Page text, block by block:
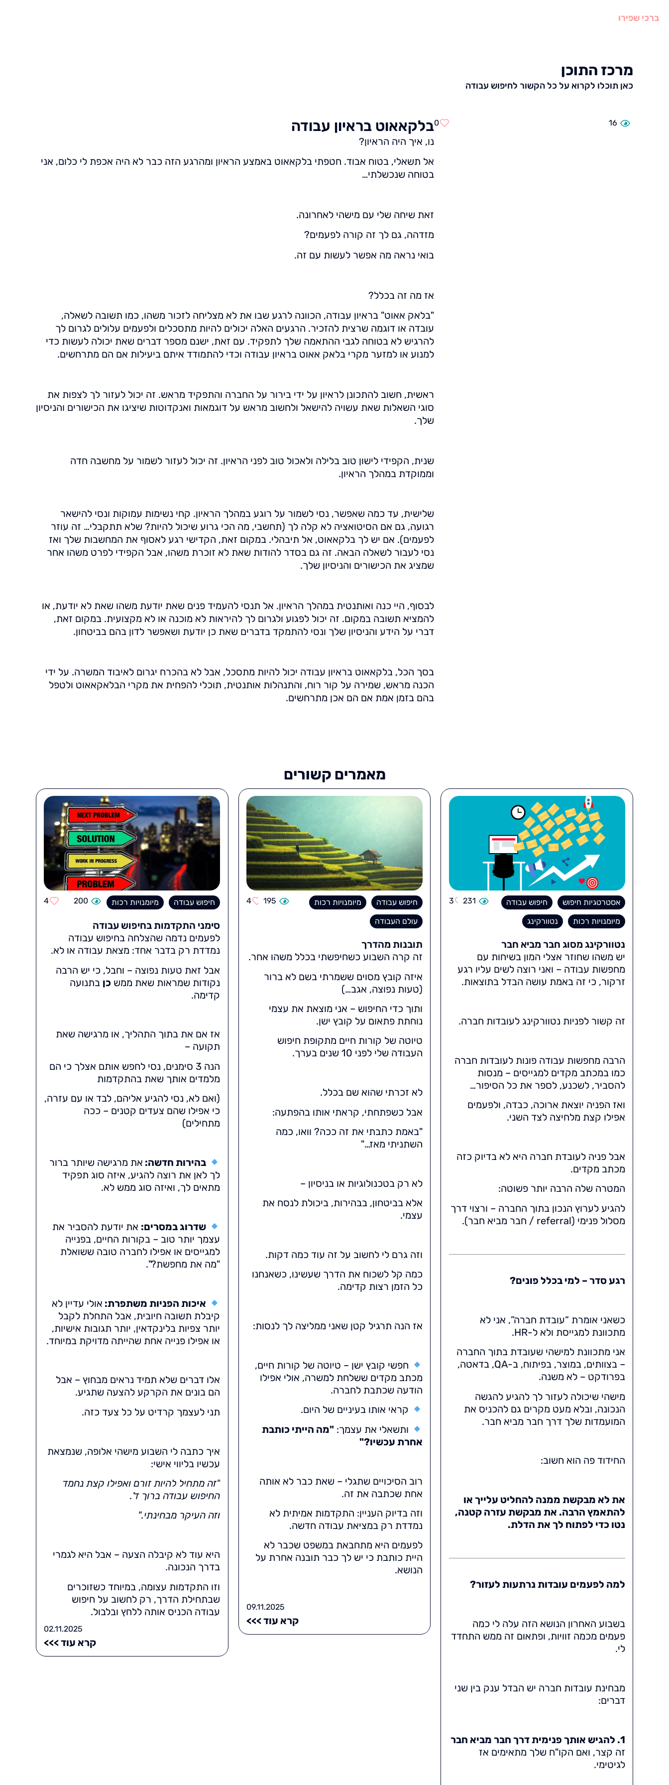
ברכי שפירו
מרכז התוכן
כאן תוכלו לקרוא על כל הקשור לחיפוש עבודה
16
0בלקאאוט בראיון עבודה
נו, איך היה הראיון?
אל תשאלי, בטוח אבוד. חטפתי בלקאאוט באמצע הראיון ומהרגע הזה כבר לא היה אכפת לי כלום, אני
בטוחה שנכשלתי…
זאת שיחה שלי עם מישהי לאחרונה.
מזדהה, גם לך זה קורה לפעמים?
בואי נראה מה אפשר לעשות עם זה.
אז מה זה בכלל?
"בלאק אאוט" בראיון עבודה, הכוונה לרגע שבו את לא מצליחה לזכור משהו, כמו תשובה לשאלה,
עובדה או דוגמה שרצית להזכיר. הרגעים האלה יכולים להיות מתסכלים ולפעמים עלולים לגרום לך
להרגיש לא בטוחה לגבי ההתאמה שלך לתפקיד. עם זאת, ישנם מספר דברים שאת יכולה לעשות כדי
למנוע או למזער מקרי בלאק אאוט בראיון עבודה וכדי להתמודד איתם ביעילות אם הם מתרחשים.
ראשית, חשוב להתכונן לראיון על ידי בירור על החברה והתפקיד מראש. זה יכול לעזור לך לצפות את
סוגי השאלות שאת עשויה להישאל ולחשוב מראש על דוגמאות ואנקדוטות שיציגו את הכישורים והניסיון
שלך.
שנית, הקפידי לישון טוב בלילה ולאכול טוב לפני הראיון. זה יכול לעזור לשמור על מחשבה חדה
וממוקדת במהלך הראיון.
שלישית, עד כמה שאפשר, נסי לשמור על רוגע במהלך הראיון. קחי נשימות עמוקות ונסי להישאר
רגועה, גם אם הסיטואציה לא קלה לך (תחשבי, מה הכי גרוע שיכול להיות? שלא תתקבלי… זה עוזר
לפעמים). אם יש לך בלקאאוט, אל תיבהלי. במקום זאת, הקדישי רגע לאסוף את המחשבות שלך ואז
נסי לעבור לשאלה הבאה. זה גם בסדר להודות שאת לא זוכרת משהו, אבל הקפידי לפרט משהו אחר
שמציג את הכישורים והניסיון שלך.
לבסוף, היי כנה ואותנטית במהלך הראיון. אל תנסי להעמיד פנים שאת יודעת משהו שאת לא יודעת, או
להמציא תשובה במקום. זה יכול לפגוע ולגרום לך להיראות לא מוכנה או לא מקצועית. במקום זאת,
דברי על הידע והניסיון שלך ונסי להתמקד בדברים שאת כן יודעת ושאפשר לדון בהם בביטחון.
בסך הכל, בלקאאוט בראיון עבודה יכול להיות מתסכל, אבל לא בהכרח יגרום לאיבוד המשרה. על ידי
הכנה מראש, שמירה על קור רוח, והתנהלות אותנטית, תוכלי להפחית את מקרי הבלאקאאוט ולטפל
בהם בזמן אמת אם הם אכן מתרחשים.
מאמרים קשורים
אסטרטגיות חיפוש
חיפוש עבודה
מיומנויות רכות
נטוורקינג
231
3
נטוורקינג מסוג חבר מביא חבר
יש משהו שחוזר אצלי המון בשיחות עם
מחפשות עבודה – ואני רוצה לשים עליו רגע
זרקור, כי זה באמת עושה הבדל בתוצאות.
זה קשור לפניות נטוורקינג לעובדות חברה.
הרבה מחפשות עבודה פונות לעובדות חברה
כמו במכתב מקדים למגייסים – מנסות
להסביר, לשכנע, לספר את כל הסיפור…
ואז הפניה יוצאת ארוכה, כבדה, ולפעמים
אפילו קצת מלחיצה לצד השני.
אבל פניה לעובדת חברה היא לא בדיוק כזה
מכתב מקדים.
המטרה שלה הרבה יותר פשוטה:
להגיע לערוץ הנכון בתוך החברה – ורצוי דרך
מסלול פנימי (referral / חבר מביא חבר).
רגע סדר – למי בכלל פונים?
כשאני אומרת “עובדת חברה”, אני לא
מתכוונת למגייסת ולא ל-HR.
אני מתכוונת למישהי שעובדת בתוך החברה
– בצוותים, במוצר, בפיתוח, ב-QA, בדאטה,
בפרודקט – לא משנה.
מישהי שיכולה לעזור לך להגיע להגשה
הנכונה, ובלא מעט מקרים גם להכניס את
המועמדות שלך דרך חבר מביא חבר.
החידוד פה הוא חשוב:
את לא מבקשת ממנה להחליט עלייך או
להתאמץ הרבה. את מבקשת עזרה קטנה,
נטו כדי לפתוח לך את הדלת.
למה לפעמים עובדות נרתעות לעזור?
בשבוע האחרון הנושא הזה עלה לי כמה
פעמים מכמה זוויות, ופתאום זה ממש התחדד
לי.
מבחינת עובדות חברה יש הבדל ענק בין שני
דברים:
1. להגיש אותך פנימית דרך חבר מביא חבר
זה קצר, ואם הקו"ח שלך מתאימים אז
לגיטימי.
חיפוש עבודה
מיומנויות רכות
עולם העבודה
195
4
תובנות מהדרך
זה קרה השבוע כשחיפשתי בכלל משהו אחר.
איזה קובץ מסוים ששמרתי בשם לא ברור
(טעות נפוצה, אגב…)
ותוך כדי החיפוש – אני מוצאת את עצמי
נוחתת פתאום על קובץ ישן.
טיוטה של קורות חיים מתקופת חיפוש
העבודה שלי לפני 10 שנים בערך.
לא זכרתי שהוא שם בכלל.
אבל כשפתחתי, קראתי אותו בהפתעה:
"באמת כתבתי את זה ככה? וואו, כמה
השתניתי מאז…"
לא רק בטכנולוגיות או בניסיון –
אלא בביטחון, בבהירות, ביכולת לנסח את
עצמי.
וזה גרם לי לחשוב על זה עוד כמה דקות.
כמה קל לשכוח את הדרך שעשינו, כשאנחנו
כל הזמן רצות קדימה.
אז הנה תרגיל קטן שאני ממליצה לך לנסות:
חפשי קובץ ישן – טיוטה של קורות חיים,
מכתב מקדים ששלחת למשרה, אולי אפילו
הודעה שכתבת לחברה.
קראי אותו בעיניים של היום.
ותשאלי את עצמך: "מה הייתי כותבת
אחרת עכשיו?"
רוב הסיכויים שתגלי – שאת כבר לא אותה
אחת שכתבה את זה.
וזה בדיוק העניין: התקדמות אמיתית לא
נמדדת רק במציאת עבודה חדשה.
לפעמים היא מתחבאת במשפט שכבר לא
היית כותבת כי יש לך כבר תובנה אחרת על
הנושא.
09.11.2025
קרא עוד >>>
חיפוש עבודה מיומנויות רכות 200
4
סימני התקדמות בחיפוש עבודה
לפעמים נדמה שהצלחה בחיפוש עבודה
נמדדת רק בדבר אחד: מצאת עבודה או לא.
אבל זאת טעות נפוצה – וחבל, כי יש הרבה
נקודות שמראות שאת ממש כן בתנועה
קדימה.
אז אם את בתוך התהליך, או מרגישה שאת
תקועה –
הנה 3 סימנים, נסי לחפש אותם אצלך כי הם
מלמדים אותך שאת בהתקדמות
(ואם לא, נסי להגיע אליהם, לבד או עם עזרה,
כי אפילו שהם צעדים קטנים – ככה
מתחילים)
בהירות חדשה: את מרגישה שיותר ברור
לך לאן את רוצה להגיע, איזה סוג תפקיד
מתאים לך, ואיזה סוג ממש לא.
שדרוג במסרים: את יודעת להסביר את
עצמך יותר טוב – בקורות החיים, בפנייה
למגייסים או אפילו לחברה טובה ששואלת
"מה את מחפשת?".
איכות הפניות משתפרת: אולי עדיין לא
קיבלת תשובה חיובית, אבל התחלת לקבל
יותר צפיות בלינקדאין, יותר תגובות אישיות,
או אפילו פנייה אחת שהייתה מדויקת במיוחד.
אלו דברים שלא תמיד נראים מבחוץ – אבל
הם בונים את הקרקע להצעה שתגיע.
תני לעצמך קרדיט על כל צעד כזה.
איך כתבה לי השבוע מישהי אלופה, שנמצאת
עכשיו בליווי אישי:
"זה מתחיל להיות זורם ואפילו קצת נחמד
החיפוש עבודה ברוך ד'.
וזה העיקר מבחינתי."
היא עוד לא קיבלה הצעה – אבל היא לגמרי
בדרך הנכונה.
וזו התקדמות עצומה, במיוחד כשזוכרים
שבתחילת הדרך, רק לחשוב על חיפוש
עבודה הכניס אותה ללחץ ובלבול.
02.11.2025
קרא עוד >>>